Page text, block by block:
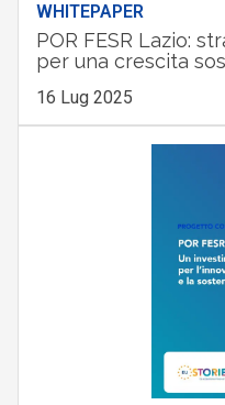
WHITEPAPER
POR FESR Lazio:
per una crescita
16 Lug 2025